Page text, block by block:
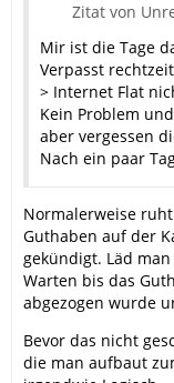
Zitat von
Mir ist die Tage
Verpasst
> Internet Flat
Kein Problem
aber vergessen
Nach ein paar
Normalerweise
Guthaben auf der
gekündigt. Läd
Warten bis das
abgezogen wurde
Bevor das nicht
die man aufbaut